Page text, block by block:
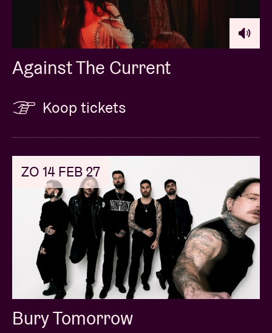
Against The Current
Koop tickets
ZO 14 FEB 27
Bury Tomorrow